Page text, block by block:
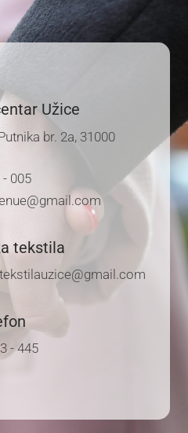
Užice
br. 2a, 31000
- 005
tekstila
- 445